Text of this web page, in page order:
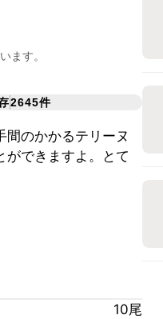
ます。
2645件
間のかかるテリーヌ
ができますよ。とて
10尾